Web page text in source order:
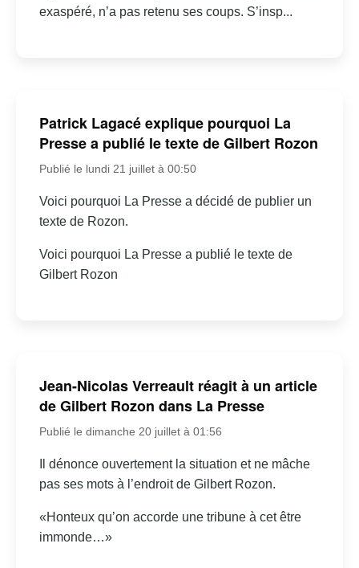
exaspéré, n’a pas retenu ses coups. S’insp...
Patrick Lagacé explique pourquoi La
Presse a publié le texte de Gilbert Rozon
Publié le lundi 21 juillet à 00:50
Voici pourquoi La Presse a décidé de publier un
texte de Rozon.
Voici pourquoi La Presse a publié le texte de
Gilbert Rozon
Jean-Nicolas Verreault réagit à un article
de Gilbert Rozon dans La Presse
Publié le dimanche 20 juillet à 01:56
Il dénonce ouvertement la situation et ne mâche
pas ses mots à l’endroit de Gilbert Rozon.
«Honteux qu’on accorde une tribune à cet être
immonde…»